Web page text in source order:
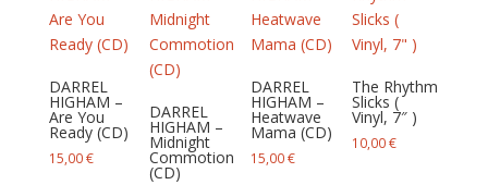
DARREL
HIGHAM –
Are You
Ready (CD)
15,00€
DARREL
HIGHAM –
Midnight
Commotion
(CD)
DARREL
HIGHAM –
Heatwave
Mama (CD)
15,00€
The Rhythm
Slicks (
Vinyl, 7″ )
10,00€